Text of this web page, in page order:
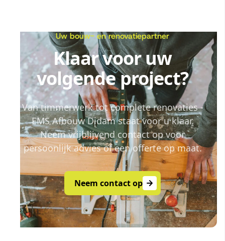
Uw bouw- en renovatiepartner
Klaar voor uw
volgende project?
Van timmerwerk tot complete renovaties -
EMS Afbouw Didam staat voor u klaar.
Neem vrijblijvend contact op voor
persoonlijk advies of een offerte op maat.
Neem contact op